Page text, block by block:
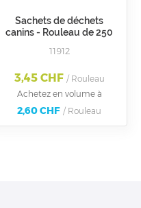
Sachets de déchets
canins - Rouleau de 250
11912
3,45 CHF / Rouleau
Achetez en volume à
2,60 CHF / Rouleau